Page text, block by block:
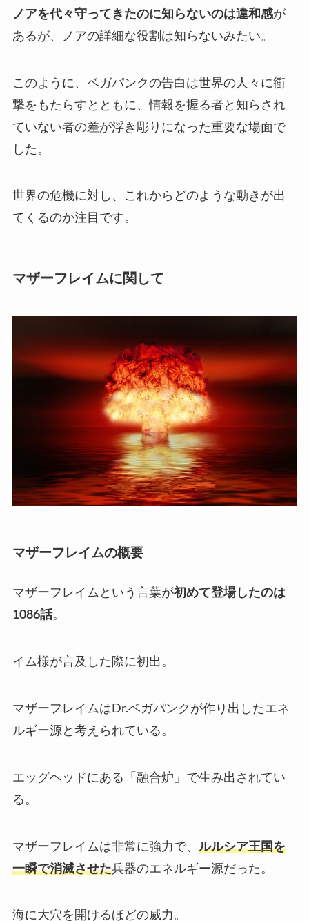
ノアを代々守ってきたのに知らないのは違和感が
あるが、ノアの詳細な役割は知らないみたい。
このように、ベガパンクの告白は世界の人々に衝
撃をもたらすとともに、情報を握る者と知らされ
ていない者の差が浮き彫りになった重要な場面で
した。
世界の危機に対し、これからどのような動きが出
てくるのか注目です。
マザーフレイムに関して
マザーフレイムの概要
マザーフレイムという言葉が初めて登場したのは
1086話。
イム様が言及した際に初出。
マザーフレイムはDr.ベガパンクが作り出したエネ
ルギー源と考えられている。
エッグヘッドにある「融合炉」で生み出されてい
る。
マザーフレイムは非常に強力で、 ルルシア王国を
一瞬で消滅させた兵器のエネルギー源だった。
海に大穴を開けるほどの威力。